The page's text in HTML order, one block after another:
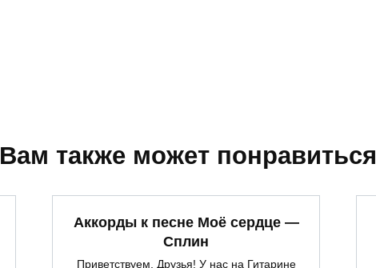
Вам также может понравиться
Аккорды к песне Моё сердце —
Сплин
Приветствуем, Друзья! У нас на Гитарине